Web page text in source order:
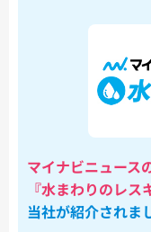
マイナビニュース
『水まわりのレス
当社が紹介されま